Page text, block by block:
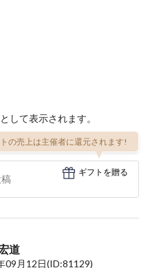
して表示されます。
の売上は主催者に還元されます!
ギフトを贈る
道
09月12日(ID:81129)